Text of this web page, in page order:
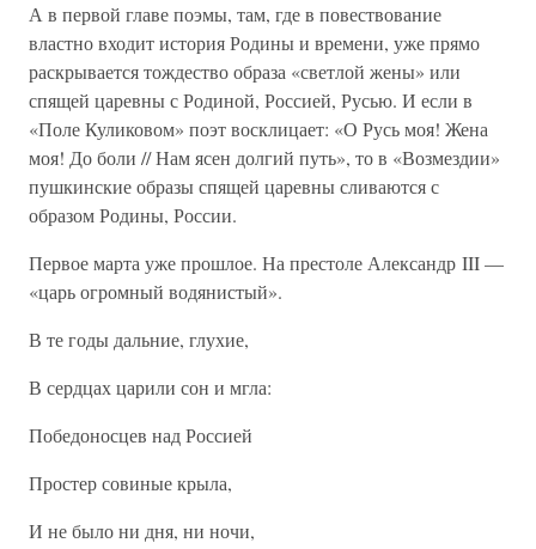
А в первой главе поэмы, там, где в повествование
властно входит история Родины и времени, уже прямо
раскрывается тождество образа «светлой жены» или
спящей царевны с Родиной, Россией, Русью. И если в
«Поле Куликовом» поэт восклицает: «О Русь моя! Жена
моя! До боли // Нам ясен долгий путь», то в «Возмездии»
пушкинские образы спящей царевны сливаются с
образом Родины, России.
Первое марта уже прошлое. На престоле Александр III —
«царь огромный водянистый».
В те годы дальние, глухие,
В сердцах царили сон и мгла:
Победоносцев над Россией
Простер совиные крыла,
И не было ни дня, ни ночи,